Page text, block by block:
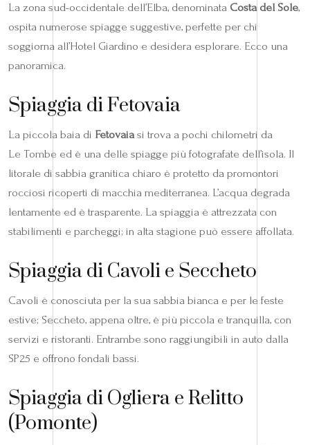
La zona sud-occidentale dell’Elba, denominata Costa del Sole,
ospita numerose spiagge suggestive, perfette per chi
soggiorna all’Hotel Giardino e desidera esplorare. Ecco una
panoramica.
Spiaggia di Fetovaia
La piccola baia di Fetovaiasi trova a pochi chilometri da
Le Tombe ed è una delle spiagge più fotografate dell’isola. Il
litorale di sabbia granitica chiaro è protetto da promontori
rocciosi ricoperti di macchia mediterranea. L’acqua degrada
lentamente ed è trasparente. La spiaggia è attrezzata con
stabilimenti e parcheggi; in alta stagione può essere affollata.
Spiaggia di Cavoli e Seccheto
Cavoli è conosciuta per la sua sabbia bianca e per le feste
estive; Seccheto, appena oltre, è più piccola e tranquilla, con
servizi e ristoranti. Entrambe sono raggiungibili in auto dalla
SP25 e offrono fondali bassi.
Spiaggia di Ogliera e Relitto
(Pomonte)